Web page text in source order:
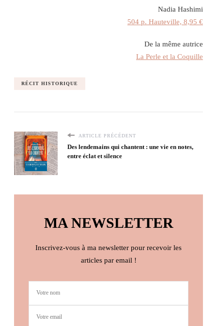
Nadia Hashimi
504 p. Hauteville, 8,95 €
De la même autrice
La Perle et la Coquille
RÉCIT HISTORIQUE
ARTICLE PRÉCÉDENT
Des lendemains qui chantent : une vie en notes,
entre éclat et silence
MA NEWSLETTER
Inscrivez-vous à ma newsletter pour recevoir les
articles par email !